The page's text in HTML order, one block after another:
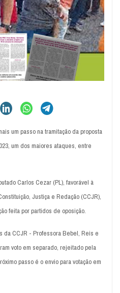
um passo na tramitação da proposta
um dos maiores ataques, entre
Carlos Cezar (PL), favorável à
Justiça e Redação (CCJR),
feita por partidos de oposição.
da CCJR - Professora Bebel, Reis e
voto em separado, rejeitado pela
passo é o envio para votação em